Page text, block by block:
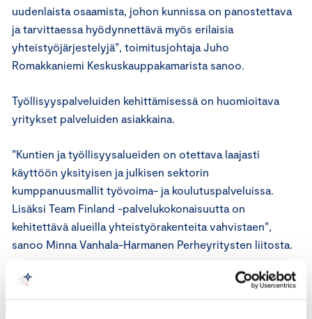
uudenlaista osaamista, johon kunnissa on panostettava
ja tarvittaessa hyödynnettävä myös erilaisia
yhteistyöjärjestelyjä”, toimitusjohtaja Juho
Romakkaniemi Keskuskauppakamarista sanoo.
Työllisyyspalveluiden kehittämisessä on huomioitava
yritykset palveluiden asiakkaina.
”Kuntien ja työllisyysalueiden on otettava laajasti
käyttöön yksityisen ja julkisen sektorin
kumppanuusmallit työvoima- ja koulutuspalveluissa.
Lisäksi Team Finland -palvelukokonaisuutta on
kehitettävä alueilla yhteistyörakenteita vahvistaen”,
sanoo Minna Vanhala-Harmanen Perheyritysten liitosta.
Järjestöt esittävät, että mikäli vuoden alussa toimintansa
aloittaneet työllisyysalueet eivät kykenisi hoitamaan